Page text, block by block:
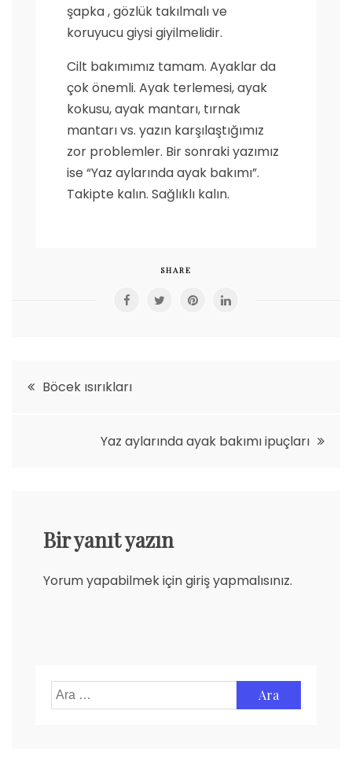
şapka , gözlük takılmalı ve
koruyucu giysi giyilmelidir.
Cilt bakımımız tamam. Ayaklar da
çok önemli. Ayak terlemesi, ayak
kokusu, ayak mantarı, tırnak
mantarı vs. yazın karşılaştığımız
zor problemler. Bir sonraki yazımız
ise “Yaz aylarında ayak bakımı”.
Takipte kalın. Sağlıklı kalın.
SHARE
YazıBöcek ısırıkları
Yaz aylarında ayak bakımı ipuçları
Bir yanıt yazın
Yorum yapabilmek içingiriş yapmalısınız.
Arama: